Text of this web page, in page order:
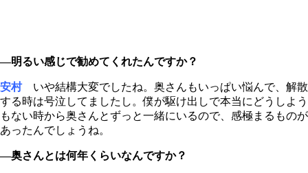
―明るい感じで勧めてくれたんですか？
安村いや結構大変でしたね。奥さんもいっぱい悩んで、解散
する時は号泣してましたし。僕が駆け出しで本当にどうしよう
もない時から奥さんとずっと一緒にいるので、感極まるものが
あったんでしょうね。
―奥さんとは何年くらいなんですか？